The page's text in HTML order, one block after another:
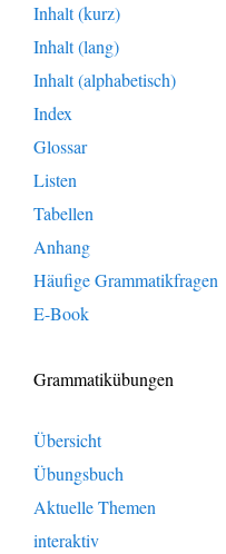
Inhalt (kurz)
Inhalt (lang)
Inhalt (alphabetisch)
Index
Glossar
Listen
Tabellen
Anhang
Häufige Grammatikfragen
E-Book
Grammatikübungen
Übersicht
Übungsbuch
Aktuelle Themen
interaktiv